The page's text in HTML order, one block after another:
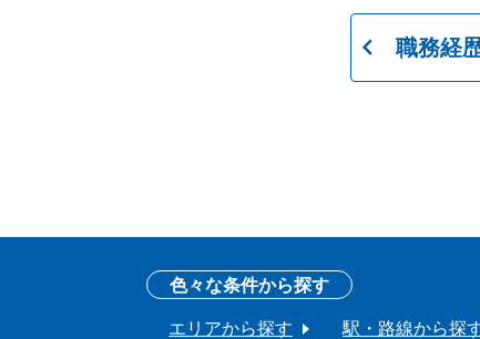
職務経
色々な条件から探す
エリアから探す 駅・路線から探